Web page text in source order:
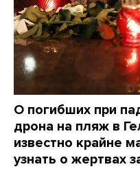
О погибших при
дрона на пляж в
известно крайне
узнать о жертвах